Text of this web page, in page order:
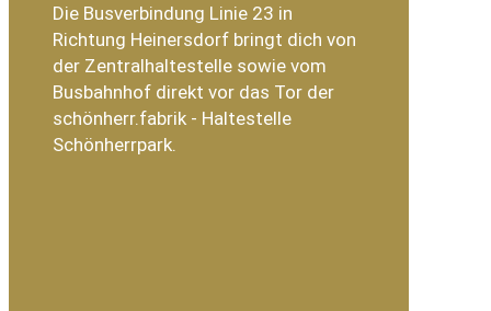
Die Busverbindung Linie 23 in
Richtung Heinersdorf bringt dich von
der Zentralhaltestelle sowie vom
Busbahnhof direkt vor das Tor der
schönherr.fabrik - Haltestelle
Schönherrpark.